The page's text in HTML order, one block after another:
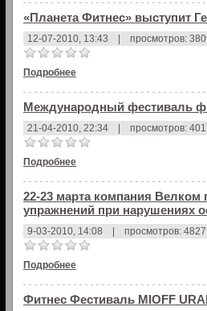
«Планета Фитнес» выступит
12-07-2010, 13:43 просмотров:
Подробнее
Международный фестиваль
21-04-2010, 22:34 просмотров:
Подробнее
22-23 марта компания Велком
упражнений при нарушениях
9-03-2010, 14:08 просмотров: 4827
Подробнее
Фитнес Фестиваль MIOFF